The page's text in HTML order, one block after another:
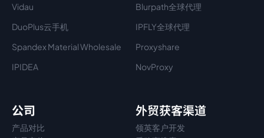
Vidau
Blurpath全球代理
DuoPlus云手机
IPFLY全球代理
Spandex Material Wholesale​
Proxyshare
IPIDEA
NovProxy
公司
产品对比
外贸获客渠道
领英客户开发